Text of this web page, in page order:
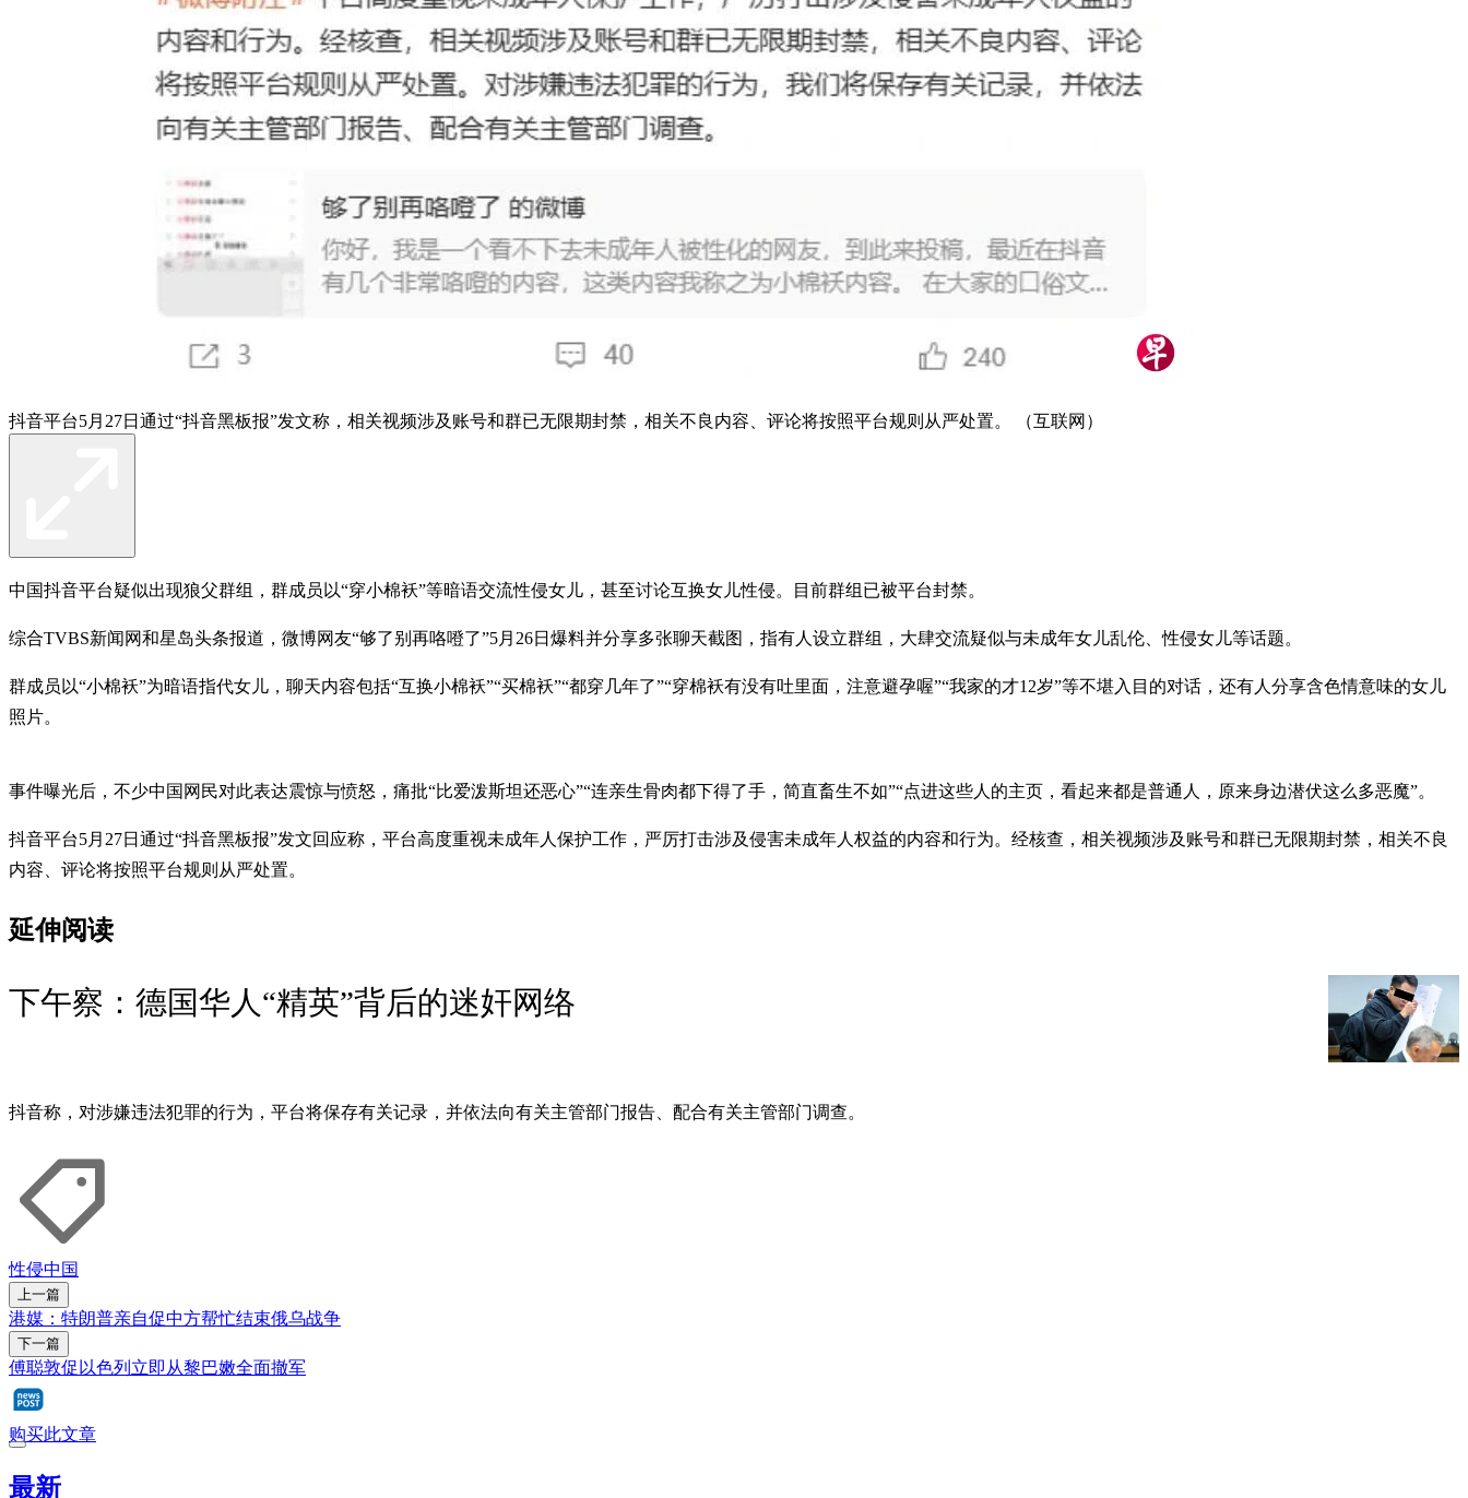
抖音平台5月27日通过“抖音黑板报”发文称，相关视频涉及账号和群已无限期封禁，相关不良内容、评论将按照平台规则从严处置。 （互联网）
中国抖音平台疑似出现狼父群组，群成员以“穿小棉袄”等暗语交流性侵女儿，甚至讨论互换女儿性侵。目前群组已被平台封禁。
综合TVBS新闻网和星岛头条报道，微博网友“够了别再咯噔了”5月26日爆料并分享多张聊天截图，指有人设立群组，大肆交流疑似与未成年女儿乱伦、性侵女儿等话题。
群成员以“小棉袄”为暗语指代女儿，聊天内容包括“互换小棉袄”“买棉袄”“都穿几年了”“穿棉袄有没有吐里面，注意避孕喔”“我家的才12岁”等不堪入目的对话，还有人分享含色情意味的女儿
照片。
事件曝光后，不少中国网民对此表达震惊与愤怒，痛批“比爱泼斯坦还恶心”“连亲生骨肉都下得了手，简直畜生不如”“点进这些人的主页，看起来都是普通人，原来身边潜伏这么多恶魔”。
抖音平台5月27日通过“抖音黑板报”发文回应称，平台高度重视未成年人保护工作，严厉打击涉及侵害未成年人权益的内容和行为。经核查，相关视频涉及账号和群已无限期封禁，相关不良
内容、评论将按照平台规则从严处置。
延伸阅读
下午察：德国华人“精英”背后的迷奸网络
抖音称，对涉嫌违法犯罪的行为，平台将保存有关记录，并依法向有关主管部门报告、配合有关主管部门调查。
性侵中国
上一篇
港媒：特朗普亲自促中方帮忙结束俄乌战争
下一篇
傅聪敦促以色列立即从黎巴嫩全面撤军
购买此文章
最新